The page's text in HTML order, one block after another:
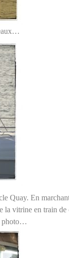
Quay. En
vitrine en train de
photo…